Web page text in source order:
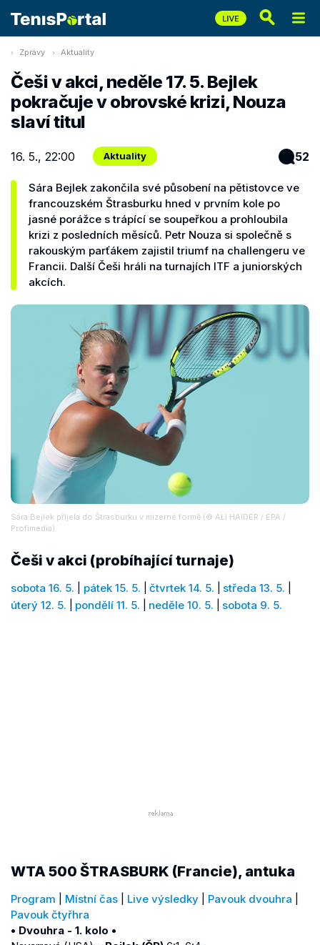
Zprávy Aktuality
Češi v akci, neděle 17. 5. Bejlek
pokračuje v obrovské krizi, Nouza
slaví titul
16. 5., 22:00 Aktuality 52
Sára Bejlek zakončila své působení na pětistovce ve
francouzském Štrasburku hned v prvním kole po
jasné porážce s trápící se soupeřkou a prohloubila
krizi z posledních měsíců. Petr Nouza si společně s
rakouským parťákem zajistil triumf na challengeru ve
Francii. Další Češi hráli na turnajích ITF a juniorských
akcích.
Sára Bejlek přijela do Štrasburku v mizerné formě (© ALI HAIDER / EPA /
Profimedia)
Češi v akci (probíhající turnaje)
sobota 16. 5. pátek 15. 5. čtvrtek 14. 5. středa 13. 5.
úterý 12. 5.
pondělí 11. 5. neděle 10. 5. sobota 9. 5.
WTA 500 ŠTRASBURK (Francie), antuka
Program Místní čas Live výsledky Pavouk dvouhra
Pavouk čtyřhra
• Dvouhra - 1. kolo •